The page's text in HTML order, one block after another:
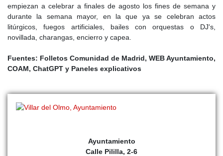
empiezan a celebrar a finales de agosto los fines de semana y
durante la semana mayor, en la que ya se celebran actos
litúrgicos, fuegos artificiales, bailes con orquestas o DJ's,
novillada, charangas, encierro y capea.
Fuentes: Folletos Comunidad de Madrid, WEB Ayuntamiento,
COAM, ChatGPT y Paneles explicativos
Ayuntamiento
Calle Pililla, 2-6